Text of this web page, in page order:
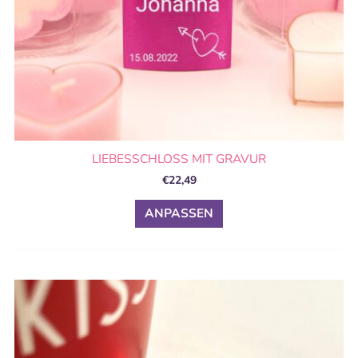
LIEBESSCHLOSS MIT GRAVUR
€22,49
ANPASSEN
Produktseite
gewählt
werden